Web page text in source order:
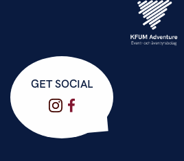
GET SOCIAL